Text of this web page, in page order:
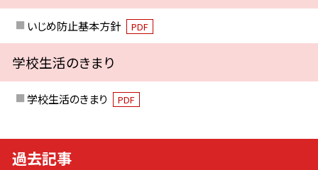
いじめ防止基本方針 PDF
学校生活のきまり
学校生活のきまり PDF
過去記事